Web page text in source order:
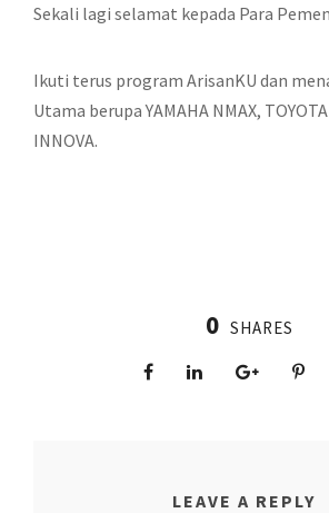
Sekali lagi selamat kepada Para
Ikuti terus program ArisanKU dan
Utama berupa YAMAHA NMAX,
INNOVA.
0 SHARES
LEAVE A REPLY